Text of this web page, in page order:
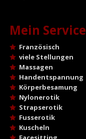
Mein Service
Französisch
viele Stellungen
Massagen
Handentspannung
Körperbesamung
Nylonerotik
Strapserotik
Fusserotik
Kuscheln